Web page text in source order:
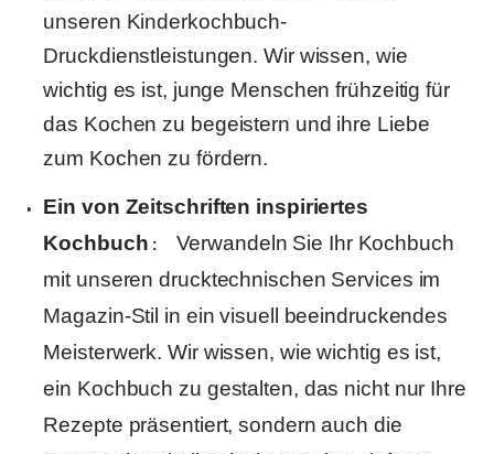
unseren Kinderkochbuch-
Druckdienstleistungen. Wir wissen, wie
wichtig es ist, junge Menschen frühzeitig für
das Kochen zu begeistern und ihre Liebe
zum Kochen zu fördern.
Ein von Zeitschriften inspiriertes
Kochbuch :
Verwandeln Sie Ihr Kochbuch
mit unseren drucktechnischen Services im
Magazin-Stil in ein visuell beeindruckendes
Meisterwerk. Wir wissen, wie wichtig es ist,
ein Kochbuch zu gestalten, das nicht nur Ihre
Rezepte präsentiert, sondern auch die